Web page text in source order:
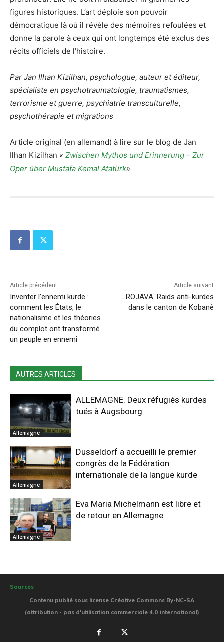
figures historiques. L’art déploie son pouvoir
démocratique là où il révèle des mémoires refoulées et
donne la parole à ceux qui ont longtemps été exclus des
récits officiels de l’histoire.
Par Jan Ilhan Kizilhan, psychologue, auteur et éditeur,
spécialiste en psychotraumatologie, traumatismes,
terrorisme et guerre, psychiatrie transculturelle,
psychothérapie et migrations
Article original (en allemand) à lire sur le blog de Jan
Ilhan Kizilhan « Zwischen Mythos und Erinnerung – Zur
Oper über Mustafa Kemal Atatürk»
Article précédent
Inventer l’ennemi kurde :
comment les États, le
nationalisme et les théories
du complot ont transformé
un peuple en ennemi
Article suivant
ROJAVA. Raids anti-kurdes
dans le canton de Kobanê
AUTRES ARTICLES
Allemagne
ALLEMAGNE. Deux réfugiés kurdes
tués à Augsbourg
Allemagne
Dusseldorf a accueilli le premier
congrès de la Fédération
internationale de la langue kurde
Allemagne
Eva Maria Michelmann est libre et
de retour en Allemagne
Sources
Contenu publié sous license Créative Commons By-NC-SA
(attribution - pas d'utilisation commerciale 4.0 international)